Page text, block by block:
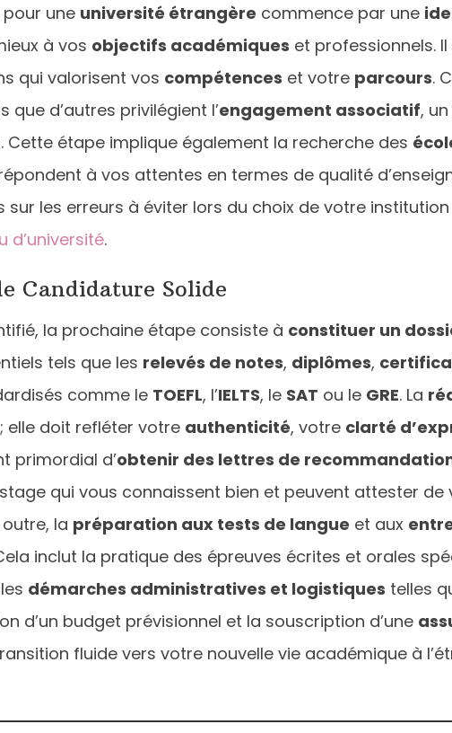
pour une université étrangère commence par une
à vos objectifs académiques et professionnels.
qui valorisent vos compétences et votre parcours.
que d’autres privilégient l’engagement associatif, un
Cette étape implique également la recherche des
à vos attentes en termes de qualité
les erreurs à éviter lors du choix de votre
d’université.
Candidature Solide
la prochaine étape consiste à constituer un
tels que les relevés de notes, diplômes,
comme le TOEFL, l’IELTS, le SAT ou le GRE. La
elle doit refléter votre authenticité, votre clarté
primordial d’obtenir des lettres de
qui vous connaissent bien et peuvent attester de
la préparation aux tests de langue et aux
inclut la pratique des épreuves écrites et orales
démarches administratives et logistiques telles
d’un budget prévisionnel et la souscription d’une
fluide vers votre nouvelle vie académique à